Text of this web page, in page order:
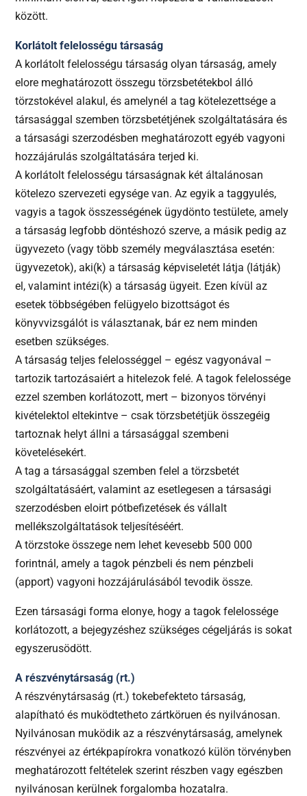
között.
Korlátolt felelosségu társaság
A korlátolt felelosségu társaság olyan társaság, amely
elore meghatározott összegu törzsbetétekbol álló
törzstokével alakul, és amelynél a tag kötelezettsége a
társasággal szemben törzsbetétjének szolgáltatására és
a társasági szerzodésben meghatározott egyéb vagyoni
hozzájárulás szolgáltatására terjed ki.
A korlátolt felelosségu társaságnak két általánosan
kötelezo szervezeti egysége van. Az egyik a taggyulés,
vagyis a tagok összességének ügydönto testülete, amely
a társaság legfobb döntéshozó szerve, a másik pedig az
ügyvezeto (vagy több személy megválasztása esetén:
ügyvezetok), aki(k) a társaság képviseletét látja (látják)
el, valamint intézi(k) a társaság ügyeit. Ezen kívül az
esetek többségében felügyelo bizottságot és
könyvvizsgálót is választanak, bár ez nem minden
esetben szükséges.
A társaság teljes felelosséggel – egész vagyonával –
tartozik tartozásaiért a hitelezok felé. A tagok felelossége
ezzel szemben korlátozott, mert – bizonyos törvényi
kivételektol eltekintve – csak törzsbetétjük összegéig
tartoznak helyt állni a társasággal szembeni
követelésekért.
A tag a társasággal szemben felel a törzsbetét
szolgáltatásáért, valamint az esetlegesen a társasági
szerzodésben eloirt pótbefizetések és vállalt
mellékszolgáltatások teljesítéséért.
A törzstoke összege nem lehet kevesebb 500 000
forintnál, amely a tagok pénzbeli és nem pénzbeli
(apport) vagyoni hozzájárulásából tevodik össze.
Ezen társasági forma elonye, hogy a tagok felelossége
korlátozott, a bejegyzéshez szükséges cégeljárás is sokat
egyszerusödött.
A részvénytársaság (rt.)
A részvénytársaság (rt.) tokebefekteto társaság,
alapítható és muködtetheto zártköruen és nyilvánosan.
Nyilvánosan muködik az a részvénytársaság, amelynek
részvényei az értékpapírokra vonatkozó külön törvényben
meghatározott feltételek szerint részben vagy egészben
nyilvánosan kerülnek forgalomba hozatalra.